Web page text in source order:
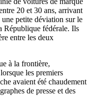
20 et 30 ans, arrivant
petite déviation sur le
République fédérale. Ils
entre les deux
à la frontière,
les premiers
avaient été chaudement
de presse et des